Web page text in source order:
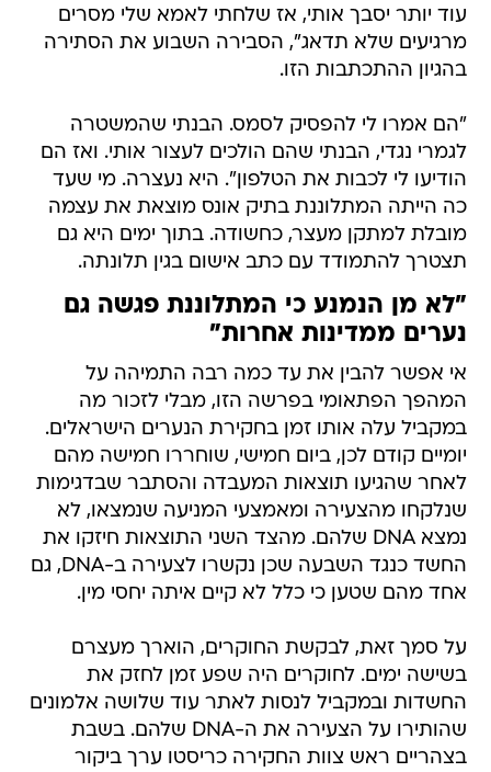
עוד יותר יסבך אותי, אז שלחתי לאמא שלי מסרים
מרגיעים שלא תדאג", הסבירה השבוע את הסתירה
בהגיון ההתכתבות הזו.
"הם אמרו לי להפסיק לסמס. הבנתי שהמשטרה
לגמרי נגדי, הבנתי שהם הולכים לעצור אותי. ואז הם
הודיעו לי לכבות את הטלפון". היא נעצרה. מי שעד
כה הייתה המתלוננת בתיק אונס מוצאת את עצמה
מובלת למתקן מעצר, כחשודה. בתוך ימים היא גם
תצטרך להתמודד עם כתב אישום בגין תלונתה.
"לא מן הנמנע כי המתלוננת פגשה גם
נערים ממדינות אחרות"
אי אפשר להבין את עד כמה רבה התמיהה על
המהפך הפתאומי בפרשה הזו, מבלי לזכור מה
במקביל עלה אותו זמן בחקירת הנערים הישראלים.
יומיים קודם לכן, ביום חמישי, שוחררו חמישה מהם
לאחר שהגיעו תוצאות המעבדה והסתבר שבדגימות
שנלקחו מהצעירה ומאמצעי המניעה שנמצאו, לא
נמצא DNA שלהם. מהצד השני התוצאות חיזקו את
החשד כנגד השבעה שכן נקשרו לצעירה ב-DNA, גם
אחד מהם שטען כי כלל לא קיים איתה יחסי מין.
על סמך זאת, לבקשת החוקרים, הוארך מעצרם
בשישה ימים. לחוקרים היה שפע זמן לחזק את
החשדות ובמקביל לנסות לאתר עוד שלושה אלמונים
שהותירו על הצעירה את ה-DNA שלהם. בשבת
בצהריים ראש צוות החקירה כריסטו ערך ביקור